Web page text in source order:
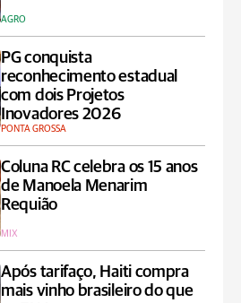
AGRO
PG conquista
reconhecimento estadual
com dois Projetos
Inovadores 2026
PONTA GROSSA
Coluna RC celebra os 15 anos
de Manoela Menarim
Requião
MIX
Após tarifaço, Haiti compra
mais vinho brasileiro do que